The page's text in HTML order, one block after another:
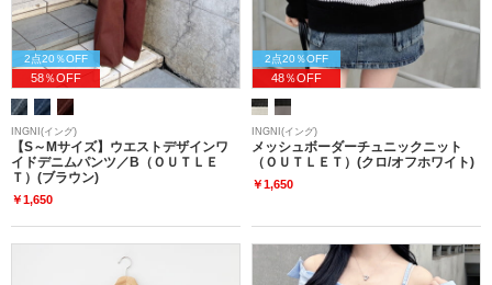
2点20％OFF
58％OFF
INGNI(イング)
【S～Mサイズ】ウエストデザインワ
イドデニムパンツ／B（ＯＵＴＬＥ
Ｔ）(ブラウン)
￥1,650
2点20％OFF
48％OFF
INGNI(イング)
メッシュボーダーチュニックニット
（ＯＵＴＬＥＴ）(クロ/オフホワイト)
￥1,650